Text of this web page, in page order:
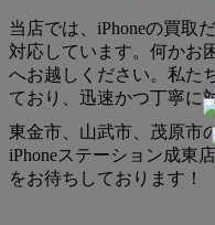
当店では、iPhoneの買取
対応しています。何かお
へお越しください。私た
ており、迅速かつ丁寧に
東金市、山武市、茂原市
iPhoneステーション成東
をお待ちしております！